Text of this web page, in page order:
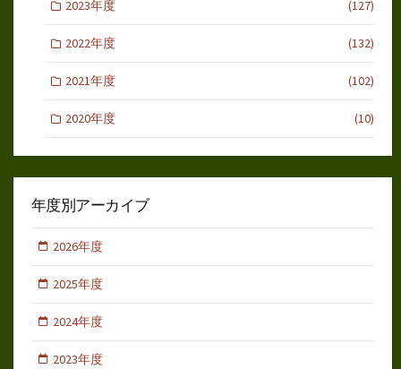
2023年度 (127)
2022年度 (132)
2021年度 (102)
2020年度 (10)
年度別アーカイブ
2026年度
2025年度
2024年度
2023年度